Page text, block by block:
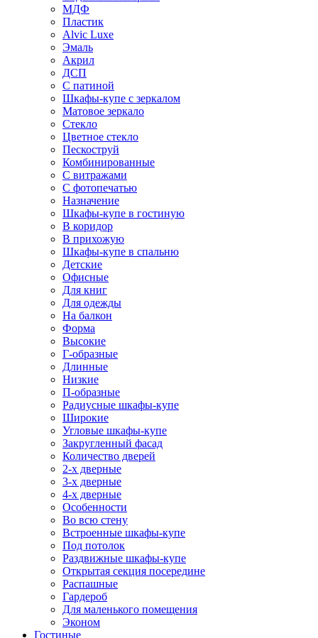
МДФ
Пластик
Alvic Luxe
Эмаль
Акрил
ДСП
С патиной
Шкафы-купе с зеркалом
Матовое зеркало
Стекло
Цветное стекло
Пескоструй
Комбинированные
С витражами
С фотопечатью
Назначение
Шкафы-купе в гостиную
В коридор
В прихожую
Шкафы-купе в спальню
Детские
Офисные
Для книг
Для одежды
На балкон
Форма
Высокие
Г-образные
Длинные
Низкие
П-образные
Радиусные шкафы-купе
Широкие
Угловые шкафы-купе
Закругленный фасад
Количество дверей
2-х дверные
3-х дверные
4-х дверные
Особенности
Во всю стену
Встроенные шкафы-купе
Под потолок
Раздвижные шкафы-купе
Открытая секция посередине
Распашные
Гардероб
Для маленького помещения
Эконом
Гостиные